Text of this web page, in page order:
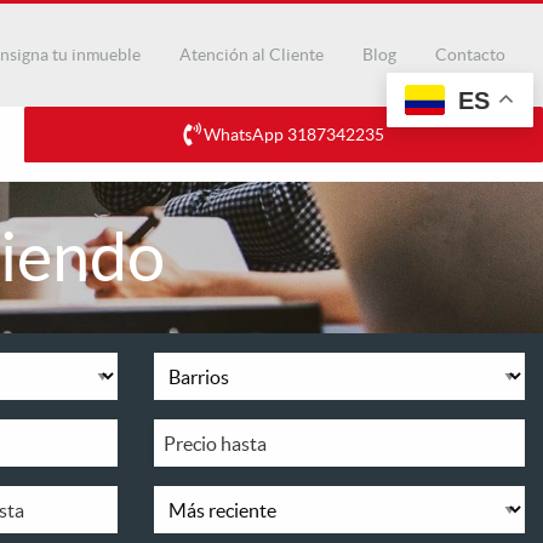
tu inmueble Atención al Cliente Blog Contacto
WhatsApp 3187342235
ES